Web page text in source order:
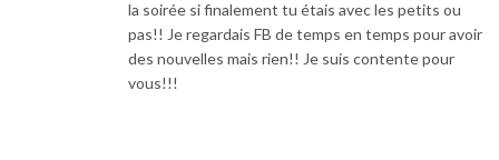
la soirée si finalement tu étais avec les petits ou
pas!! Je regardais FB de temps en temps pour avoir
des nouvelles mais rien!! Je suis contente pour
vous!!!